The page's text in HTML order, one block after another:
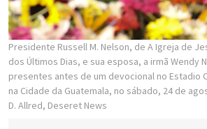
Presidente Russell M. Nelson, de A Igreja de
dos Últimos Dias, e sua esposa, a irmã Wendy
presentes antes de um devocional no Estadio
na Cidade da Guatemala, no sábado, 24 de
D. Allred, Deseret News